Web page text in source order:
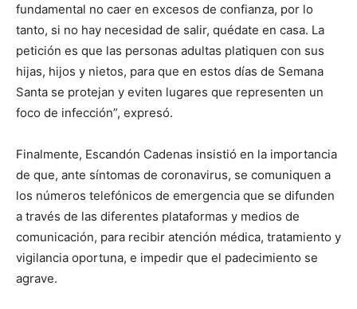
fundamental no caer en excesos de confianza, por lo
tanto, si no hay necesidad de salir, quédate en casa. La
petición es que las personas adultas platiquen con sus
hijas, hijos y nietos, para que en estos días de Semana
Santa se protejan y eviten lugares que representen un
foco de infección”, expresó.
Finalmente, Escandón Cadenas insistió en la importancia
de que, ante síntomas de coronavirus, se comuniquen a
los números telefónicos de emergencia que se difunden
a través de las diferentes plataformas y medios de
comunicación, para recibir atención médica, tratamiento y
vigilancia oportuna, e impedir que el padecimiento se
agrave.